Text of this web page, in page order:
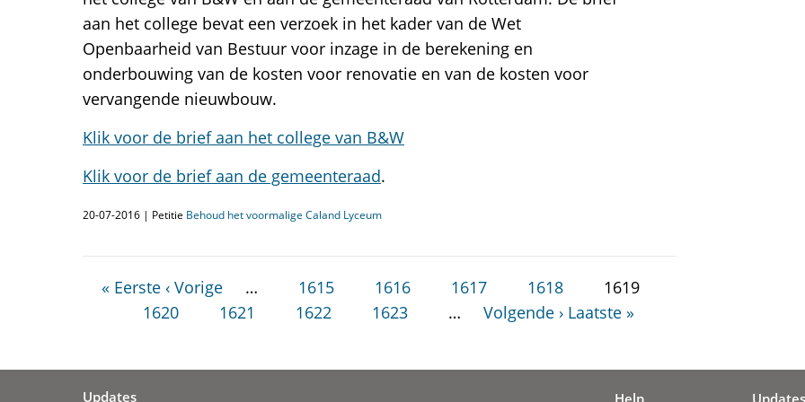
aan het college bevat een verzoek in het kader van de Wet
Openbaarheid van Bestuur voor inzage in de berekening en
onderbouwing van de kosten voor renovatie en van de kosten voor
vervangende nieuwbouw.
Klik voor de brief aan het college van B&W
Klik voor de brief aan de gemeenteraad.
20-07-2016 | Petitie Behoud het voormalige Caland Lyceum
« Eerste ‹ Vorige … 1615 1616 1617 1618
1619
1620
1621 1622 1623 … Volgende › Laatste »
Updates Help Updates